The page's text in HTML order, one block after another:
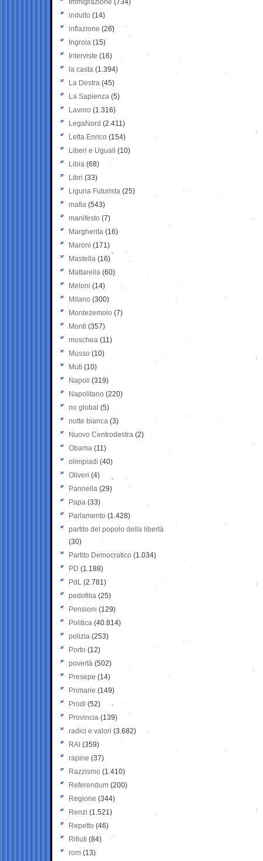
Immigrazione (734)
indulto (14)
inflazione (26)
Ingroia (15)
Interviste (16)
la casta (1.394)
La Destra (45)
La Sapienza (5)
Lavoro (1.316)
LegaNord (2.411)
Letta Enrico (154)
Liberi e Uguali (10)
Libia (68)
Libri (33)
Liguria Futurista (25)
mafia (543)
manifesto (7)
Margherita (16)
Maroni (171)
Mastella (16)
Mattarella (60)
Meloni (14)
Milano (300)
Montezemolo (7)
Monti (357)
moschea (11)
Musso (10)
Muti (10)
Napoli (319)
Napolitano (220)
no global (5)
notte bianca (3)
Nuovo Centrodestra (2)
Obama (11)
olimpiadi (40)
Oliveri (4)
Pannella (29)
Papa (33)
Parlamento (1.428)
partito del popolo della libertà
(30)
Partito Democratico (1.034)
PD (1.188)
PdL (2.781)
pedofilia (25)
Pensioni (129)
Politica (40.814)
polizia (253)
Porto (12)
povertà (502)
Presepe (14)
Primarie (149)
Prodi (52)
Provincia (139)
radici e valori (3.682)
RAI (359)
rapine (37)
Razzismo (1.410)
Referendum (200)
Regione (344)
Renzi (1.521)
Repetto (46)
Rifiuti (84)
rom (13)